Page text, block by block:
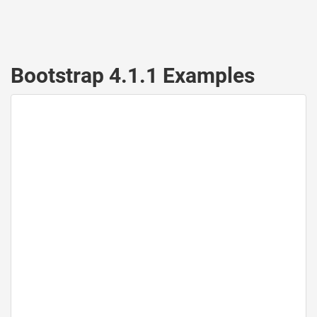
Bootstrap 4.1.1 Examples